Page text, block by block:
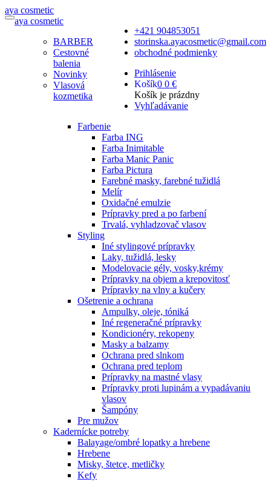
aya cosmetic
+421 904853051
storinska.ayacosmetic@gmail.com
obchodné podmienky
Prihlásenie
Košík0 0 €
Košík je prázdny
Vyhľadávanie
aya cosmetic
BARBER
Cestovné
balenia
Novinky
Vlasová
kozmetika
Farbenie
Farba ING
Farba Inimitable
Farba Manic Panic
Farba Pictura
Farebné masky, farebné tužidlá
Melír
Oxidačné emulzie
Prípravky pred a po farbení
Trvalá, vyhladzovač vlasov
Styling
Iné stylingové prípravky
Laky, tužidlá, lesky
Modelovacie gély, vosky,krémy
Prípravky na objem a krepovitosť
Prípravky na vlny a kučery
Ošetrenie a ochrana
Ampulky, oleje, tóniká
Iné regeneračné prípravky
Kondicionéry, rekopeny
Masky a balzamy
Ochrana pred slnkom
Ochrana pred teplom
Prípravky na mastné vlasy
Prípravky proti lupinám a vypadávaniu
vlasov
Šampóny
Pre mužov
Kadernícke potreby
Balayage/ombré lopatky a hrebene
Hrebene
Misky, štetce, metličky
Kefy